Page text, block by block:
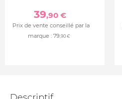
39,90 €
Prix de vente conseillé par la
marque : 79,90 €